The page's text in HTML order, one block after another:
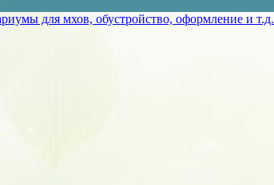
для мхов, обустройство, оформление и т.д.